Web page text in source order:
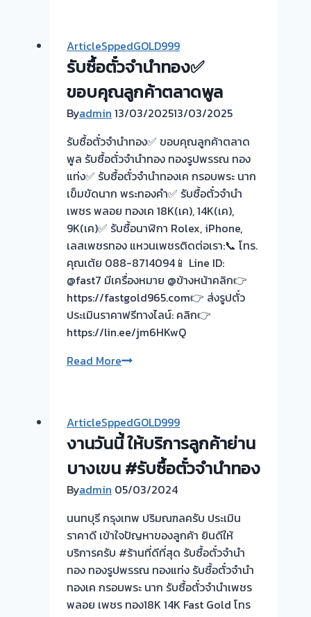
จำนำ
ทอง
ยินดี
บริการ
ประเมิน
ตั๋ว
ฟรี
เมือง
ปทุม
ปทุมธานี
ครับ
ทอง
💰
รับ
ไถ่ถอน
ถึง
โรง
จำนำ-
ร้าน
ทอง
ประเมิน
ตั๋ว
ฟรี
จ่าย
สด
ทันที
ไม่
ต้อง
จบ
📌
ผล
งาน
วัน
นี้➡️รับ
ตั่ว
จำนำ
ทอง
ปทุมวัน
กรุงเทพ
🇹🇭
ArticleSppedGOLD999
รับซื้อตั๋วจำนำทอง✅
ขอบคุณลูกค้าตลาดพูล
Byadmin 13/03/202513/03/2025
รับซื้อตั๋วจำนำทอง✅ ขอบคุณลูกค้าตลาด
พูล รับซื้อตั๋วจำนำทอง ทองรูปพรรณ ทอง
แท่ง✅ รับซื้อตั๋วจำนำทองเค กรอบพระ นาก
เข็มขัดนาก พระทองคำ✅ รับซื้อตั๋วจำนำ
เพชร พลอย ทองเค 18K(เค), 14K(เค),
9K(เค)✅ รับซื้อนาฬิกา Rolex, iPhone,
เลสเพชรทอง แหวนเพชรติดต่อเรา:📞 โทร.
คุณเต้ย 088-8714094📱 Line ID:
@fast7 มีเครื่องหมาย @ข้างหน้าคลิก👉
https://fastgold965.com👉 ส่งรูปตั๋ว
ประเมินราคาฟรีทางไลน์: คลิก👉
https://lin.ee/jm6HKwQ
Read Moreรับ
ทอง✅
ขอบคุณ
ลูกค้า
พูล
ArticleSppedGOLD999
งานวันนี้ ให้บริการลูกค้าย่าน
บางเขน #รับซื้อตั๋วจำนำทอง
Byadmin 05/03/2024
นนทบุรี กรุงเทพ ปริมณฑลครับ ประเมิน
ราคาดี เข้าใจปัญหาของลูกค้า ยินดีให้
บริการครับ #ร้านที่ดีที่สุด รับซื้อตั๋วจำนำ
ทอง ทองรูปพรรณ ทองแท่ง รับซื้อตั๋วจำนำ
ทองเค กรอบพระ นาก รับซื้อตั๋วจำนำเพชร
พลอย เพชร ทอง18K 14K Fast Gold โทร